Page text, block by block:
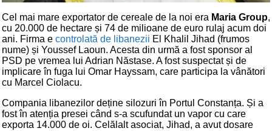
Cel mai mare exportator de cereale de la noi era Maria Group,
cu 20.000 de hectare și 74 de milioane de euro rulaj acum doi
ani. Firma e controlată de libanezii El Khalil Jihad (frumos
nume) și Youssef Laoun. Acesta din urmă a fost sponsor al
PSD pe vremea lui Adrian Năstase. A fost suspectat și de
implicare în fuga lui Omar Hayssam, care participa la vânători
cu Marcel Ciolacu.
Compania libanezilor deține silozuri în Portul Constanța. Și a
fost în atenția presei când s-a scufundat un vapor cu care
exporta 14.000 de oi. Celălalt asociat, Jihad, a avut dosare